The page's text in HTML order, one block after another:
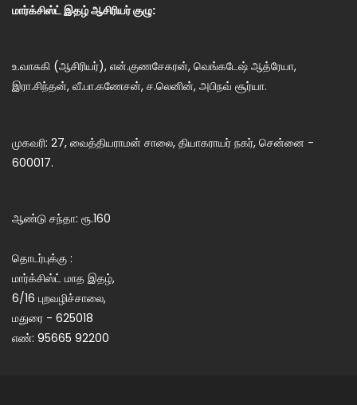
மார்க்சிஸ்ட் இதழ் ஆசிரியர் குழு:
உ.வாசுகி (ஆசிரியர்), என்.குணசேகரன், வெங்கடேஷ் ஆத்ரேயா,
இரா.சிந்தன், வீ.பா.கணேசன், ச.லெனின், அபிநவ் சூர்யா.
முகவரி: 27, வைத்தியராமன் சாலை, தியாகராயர் நகர், சென்னை -
600017.
ஆண்டு சந்தா: ரூ.160
தொடர்புக்கு :
மார்க்சிஸ்ட் மாத இதழ்,
6/16 புறவழிச்சாலை,
மதுரை - 625018
எண்: 95665 92200